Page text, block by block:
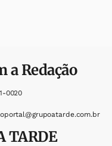
a Redação
0020
TARDE